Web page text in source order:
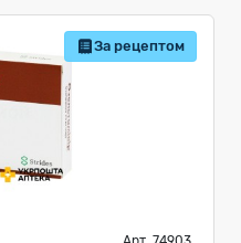
За рецептом